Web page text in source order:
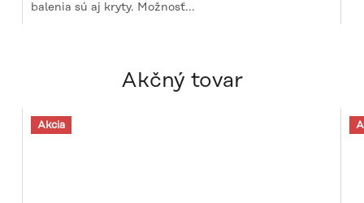
balenia sú aj kryty. Možnosť...
Akčný tovar
Akcia